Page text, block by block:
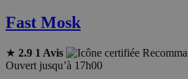
Fast Mosk
★ 2.9 1 Avis
Ouvert jusqu’à 17h00